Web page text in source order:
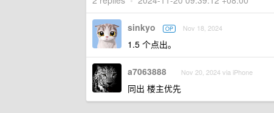
sinkyo OP Nov 18, 2024
1.5 个点出。
a7063888 Nov 20, 2024 via iPhone
同出 楼主优先